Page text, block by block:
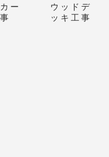
ー
ウッドデ
ッキ工事